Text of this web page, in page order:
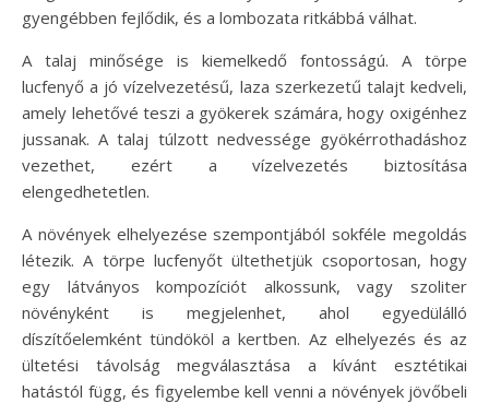
gyengébben fejlődik, és a lombozata ritkábbá válhat.
A talaj minősége is kiemelkedő fontosságú. A törpe
lucfenyő a jó vízelvezetésű, laza szerkezetű talajt kedveli,
amely lehetővé teszi a gyökerek számára, hogy oxigénhez
jussanak. A talaj túlzott nedvessége gyökérrothadáshoz
vezethet, ezért a vízelvezetés biztosítása
elengedhetetlen.
A növények elhelyezése szempontjából sokféle megoldás
létezik. A törpe lucfenyőt ültethetjük csoportosan, hogy
egy látványos kompozíciót alkossunk, vagy szoliter
növényként is megjelenhet, ahol egyedülálló
díszítőelemként tündököl a kertben. Az elhelyezés és az
ültetési távolság megválasztása a kívánt esztétikai
hatástól függ, és figyelembe kell venni a növények jövőbeli